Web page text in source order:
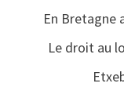
En Bretagne
Le droit au